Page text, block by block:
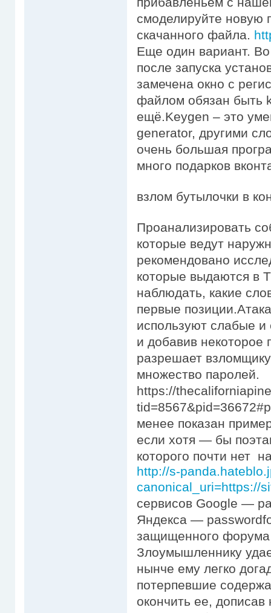
смоделируйте новую
скачанного файла.
Еще один вариант.
после запуска
замечена окно с
файлом обязан быть
ещё.Keygen – это
generator, другими
очень большая
много подарков
взлом бутылочки в
Проанализировать
которые ведут
рекомендовано
которые выдаются в
наблюдать, какие
первые
используют слабые и
и добавив некоторое
разрешает
множество паролей.
https://
менее показан
если хотя — бы
которого почти нет
http://s-
canonical_uri=https://
сервисов Google —
Яндекса —
защищенного
Злоумышленнику
нынче ему легко
потерпевшие
окончить ее,